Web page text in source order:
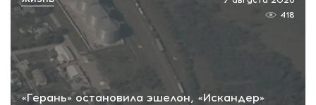
«Герань» остановила эшелон, «Искандер»
418